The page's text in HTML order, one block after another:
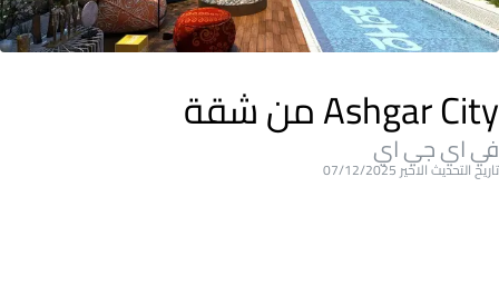
Ashgar City من شقة
في اي جي اي
تاريخ التحديث الاخير 07/12/2025